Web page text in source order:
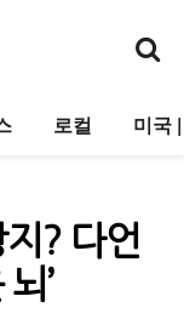
로컬 미국
? 다언
’